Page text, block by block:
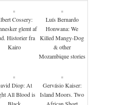
Cossery:
glemt af
Historier fra
Kairo
Luís Bernardo
Honwana: We
Killed Mangy-Dog
& other
Mozambique stories
Diop: At
All Blood is
Gervásio Kaiser:
Island Moors. Two